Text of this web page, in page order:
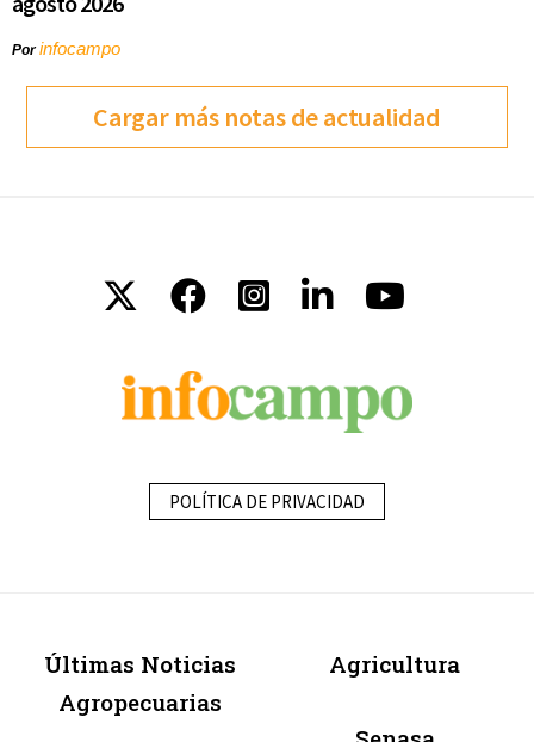
Porinfocampo
Cargar más notas de actualidad
POLÍTICA DE PRIVACIDAD
Últimas Noticias
Agropecuarias
Agricultura